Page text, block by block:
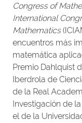
Congress of
International
Mathematics
encuentros más
matemática
Premio Dahlquist
Iberdrola de
de la Real
Investigación de
el de la